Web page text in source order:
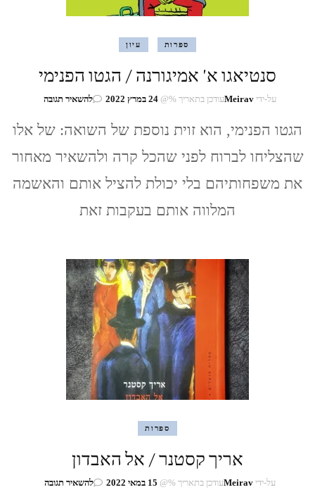
ספרות עיון
סנטיאגו א' אמיגורנה / הגטו הפנימי
על-ידיMeiravעודכן בתאריך %@24 במרץ 2022 להשאיר תגובהבנושא
א'
/
הפנימי
הגטו הפנימי, הוא זוית נוספת של השואה: של אלו
שהצליחו לברוח לפני שהכל קרה ולהשאיר מאחור
את משפחותיהם בלי יכולת להציל אותם והאשמה
המלווה אותם בעקבות זאת
ספרות
אריך קסטנר / אל האבדון
על-ידיMeiravעודכן בתאריך %@ 15 במאי 2022 להשאיר תגובהבנושא